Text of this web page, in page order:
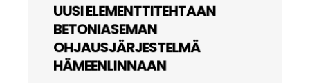
UUSI ELEMENTTITEHTAAN
BETONIASEMAN
OHJAUSJÄRJESTELMÄ
HÄMEENLINNAAN